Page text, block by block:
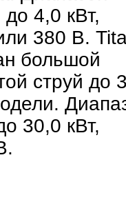
4,0 кВт,
380 В.
большой
струй до
30,0 кВт,